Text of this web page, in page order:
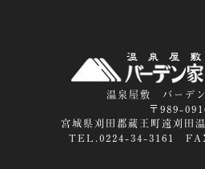
温泉屋敷 バーデ
〒989-
宮城県刈田郡蔵王町遠刈田
TEL.0224-34-3161